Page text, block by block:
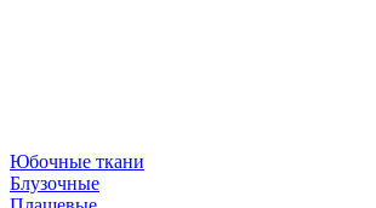
Юбочные ткани
Блузочные